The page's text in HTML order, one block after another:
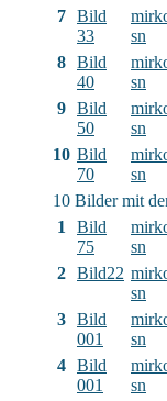
7 Bild
33
sn
8 Bild
40
sn
9 Bild
50
sn
10 Bild
70
sn
10 Bilder mit
1
Bild
75
sn
2 Bild22
sn
3 Bild
001
sn
4 Bild
001
sn